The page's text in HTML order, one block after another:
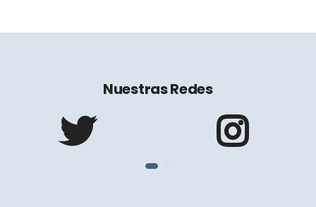
Nuestras Redes